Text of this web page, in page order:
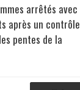
arrêtés avec
après un contrôle
pentes de la